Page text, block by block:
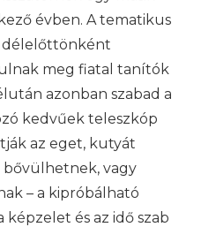
évben. A tematikus
délelőttönként
meg fiatal tanítók
azonban szabad a
kedvűek teleszkóp
az eget, kutyát
vagy
– a kipróbálható
képzelet és az idő szab